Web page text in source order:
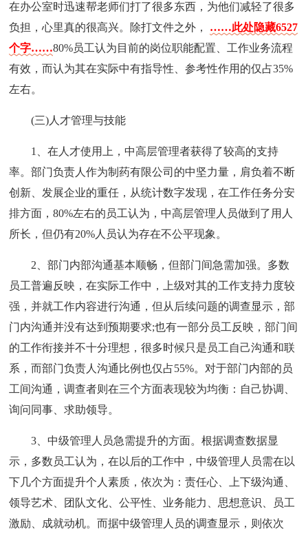
在办公室时迅速帮老师们打了很多东西，为他们减轻了很多
负担，心里真的很高兴。除打文件之外， ……此处隐藏6527
个字……80%员工认为目前的岗位职能配置、工作业务流程
有效，而认为其在实际中有指导性、参考性作用的仅占35%
左右。
(三)人才管理与技能
1、在人才使用上，中高层管理者获得了较高的支持
率。部门负责人作为制药有限公司的中坚力量，肩负着不断
创新、发展企业的重任，从统计数字发现，在工作任务分安
排方面，80%左右的员工认为，中高层管理人员做到了用人
所长，但仍有20%人员认为存在不公平现象。
2、部门内部沟通基本顺畅，但部门间急需加强。多数
员工普遍反映，在实际工作中，上级对其的工作支持力度较
强，并就工作内容进行沟通，但从后续问题的调查显示，部
门内沟通并没有达到预期要求;也有一部分员工反映，部门间
的工作衔接并不十分理想，很多时候只是员工自己沟通和联
系，而部门负责人沟通比例也仅占55%。对于部门内部的员
工间沟通，调查者则在三个方面表现较为均衡：自己协调、
询问同事、求助领导。
3、中级管理人员急需提升的方面。根据调查数据显
示，多数员工认为，在以后的工作中，中级管理人员需在以
下几个方面提升个人素质，依次为：责任心、上下级沟通、
领导艺术、团队文化、公平性、业务能力、思想意识、员工
激励、成就动机。而据中级管理人员的调查显示，则依次